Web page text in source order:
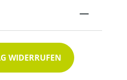
WIDERRUFEN